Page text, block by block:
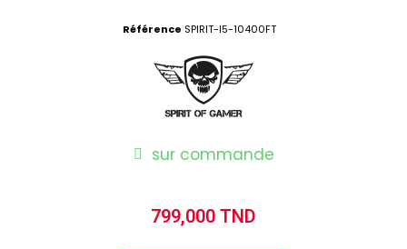
Référence SPIRIT-I5-10400FT
sur commande
799,000 TND